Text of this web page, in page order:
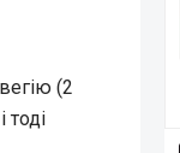
(2
тоді